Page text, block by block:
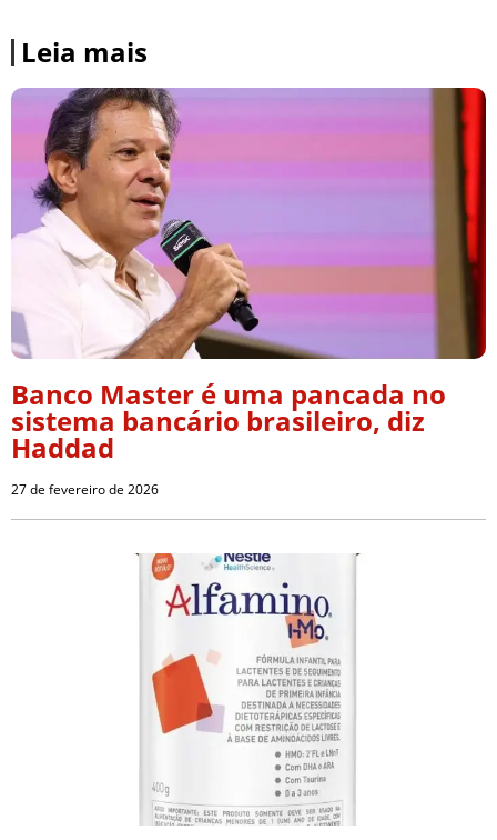
Leia mais
Banco Master é uma pancada no
sistema bancário brasileiro, diz
Haddad
27 de fevereiro de 2026